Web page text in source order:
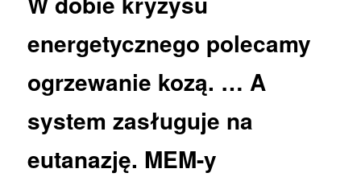
energetycznego polecamy
ogrzewanie kozą. … A
system zasługuje na
eutanazję. MEM-y